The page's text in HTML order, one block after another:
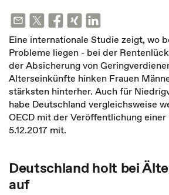
Eine internationale Studie zeigt, wo
Probleme liegen - bei der
der Absicherung von
Alterseinkünfte hinken Frauen
stärksten hinterher. Auch für
habe Deutschland vergleichsweise
OECD mit der Veröffentlichung einer
5.12.2017 mit.
Deutschland holt bei
auf